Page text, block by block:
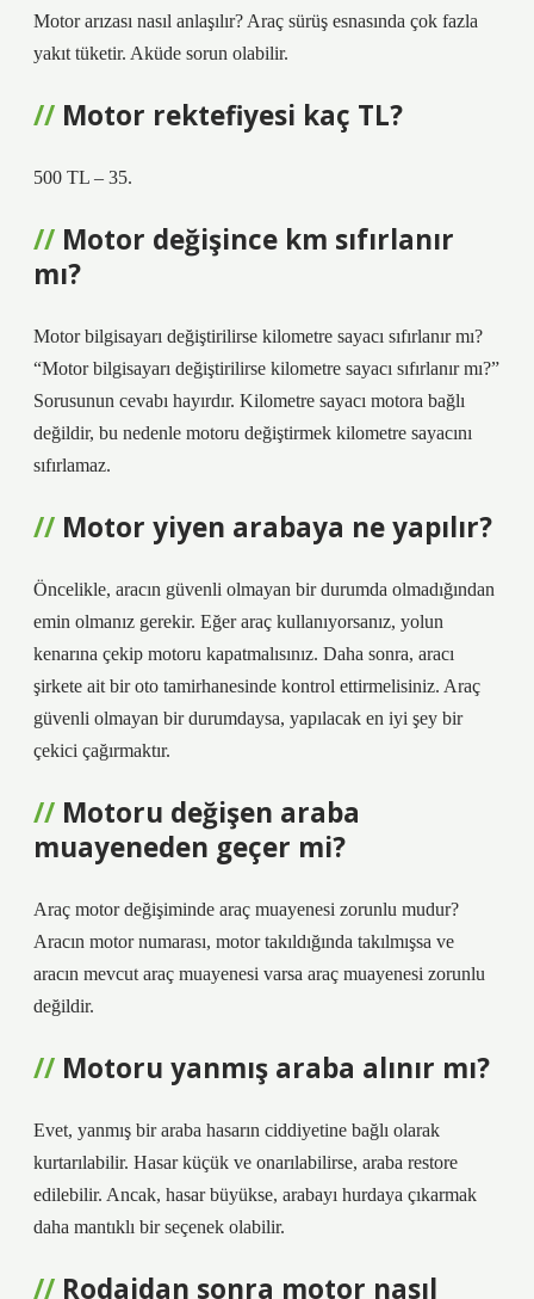
Motor arızası nasıl anlaşılır? Araç sürüş esnasında çok fazla
yakıt tüketir. Aküde sorun olabilir.
Motor rektefiyesi kaç TL?
500 TL – 35.
Motor değişince km sıfırlanır
mı?
Motor bilgisayarı değiştirilirse kilometre sayacı sıfırlanır mı?
“Motor bilgisayarı değiştirilirse kilometre sayacı sıfırlanır mı?”
Sorusunun cevabı hayırdır. Kilometre sayacı motora bağlı
değildir, bu nedenle motoru değiştirmek kilometre sayacını
sıfırlamaz.
Motor yiyen arabaya ne yapılır?
Öncelikle, aracın güvenli olmayan bir durumda olmadığından
emin olmanız gerekir. Eğer araç kullanıyorsanız, yolun
kenarına çekip motoru kapatmalısınız. Daha sonra, aracı
şirkete ait bir oto tamirhanesinde kontrol ettirmelisiniz. Araç
güvenli olmayan bir durumdaysa, yapılacak en iyi şey bir
çekici çağırmaktır.
Motoru değişen araba
muayeneden geçer mi?
Araç motor değişiminde araç muayenesi zorunlu mudur?
Aracın motor numarası, motor takıldığında takılmışsa ve
aracın mevcut araç muayenesi varsa araç muayenesi zorunlu
değildir.
Motoru yanmış araba alınır mı?
Evet, yanmış bir araba hasarın ciddiyetine bağlı olarak
kurtarılabilir. Hasar küçük ve onarılabilirse, araba restore
edilebilir. Ancak, hasar büyükse, arabayı hurdaya çıkarmak
daha mantıklı bir seçenek olabilir.
Rodajdan sonra motor nasıl